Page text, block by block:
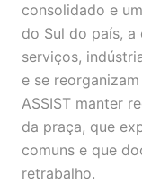
consolidado e
do Sul do país, a
serviços,
e se
ASSIST manter
da praça, que
comuns e que
retrabalho.